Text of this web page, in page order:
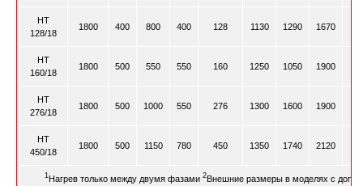
HT
128/18
1800 400 800 400 128 1130 1290 1670
HT
160/18
1800 500 550 550 160 1250 1050 1900
HT
276/18
1800 500 1000 550 276 1300 1600 1900
HT
450/18
1800 500 1150 780 450 1350 1740 2120
1 Нагрев только между двумя фазами2 Внешние размеры в моделях с